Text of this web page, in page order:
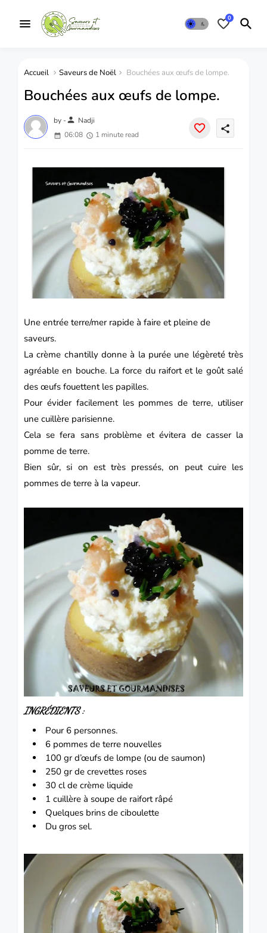
0
Accueil Saveurs de Noël Bouchées aux œufs de lompe.
Bouchées aux œufs de lompe.
by -person Nadji
06:08
1 minute read
share
Une entrée terre/mer rapide à faire et pleine de
saveurs.
La crème chantilly donne à la purée une légèreté très
agréable en bouche. La force du raifort et le goût salé
des œufs fouettent les papilles.
Pour évider facilement les pommes de terre, utiliser
une cuillère parisienne.
Cela se fera sans problème et évitera de casser la
pomme de terre.
Bien sûr, si on est très pressés, on peut cuire les
pommes de terre à la vapeur.
INGRÉDIENTS :
Pour 6 personnes.
6 pommes de terre nouvelles
100 gr d’œufs de lompe (ou de saumon)
250 gr de crevettes roses
30 cl de crème liquide
1 cuillère à soupe de raifort râpé
Quelques brins de ciboulette
Du gros sel.